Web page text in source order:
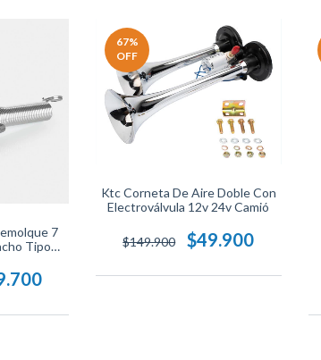
7
Tipo
67%
OFF
Ktc Corneta De Aire Doble Con
Electroválvula 12v 24v Camió
$149.900 $49.900